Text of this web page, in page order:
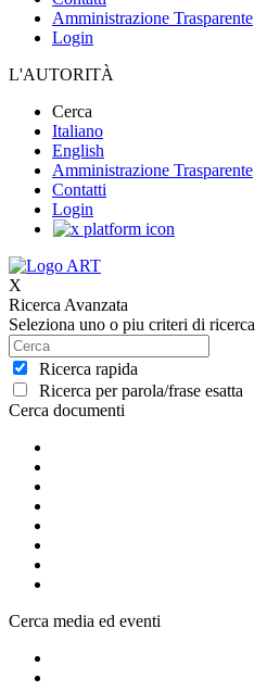
Amministrazione Trasparente
Login
L'AUTORITÀ
Cerca
Italiano
English
Amministrazione Trasparente
Contatti
Login
X
Ricerca Avanzata
Seleziona uno o piu criteri di ricerca
Ricerca rapida
Ricerca per parola/frase esatta
Cerca documenti
Cerca media ed eventi